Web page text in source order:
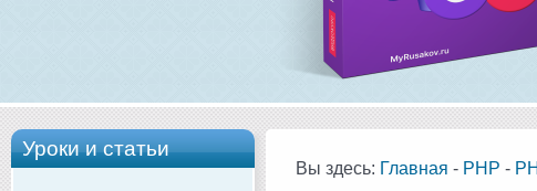
Уроки и статьи
Вы здесь: Главная - PHP -